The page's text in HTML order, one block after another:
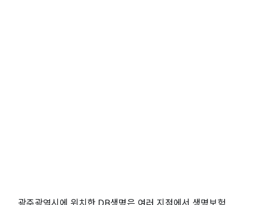
광주광역시에 위치한 DB생명은 여러 지점에서 생명보험